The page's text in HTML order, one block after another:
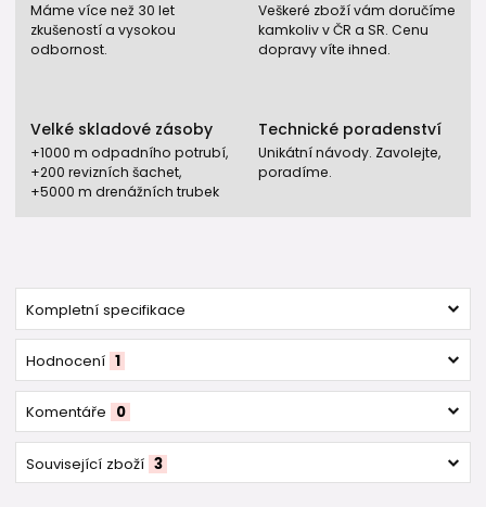
Máme více než 30 let
zkušeností a vysokou
odbornost.
Veškeré zboží vám doručíme
kamkoliv v ČR a SR. Cenu
dopravy víte ihned.
Velké skladové zásoby
+1000 m odpadního potrubí,
+200 revizních šachet,
+5000 m drenážních trubek
Technické poradenství
Unikátní návody. Zavolejte,
poradíme.
Kompletní specifikace
Hodnocení 1
Komentáře 0
Související zboží 3